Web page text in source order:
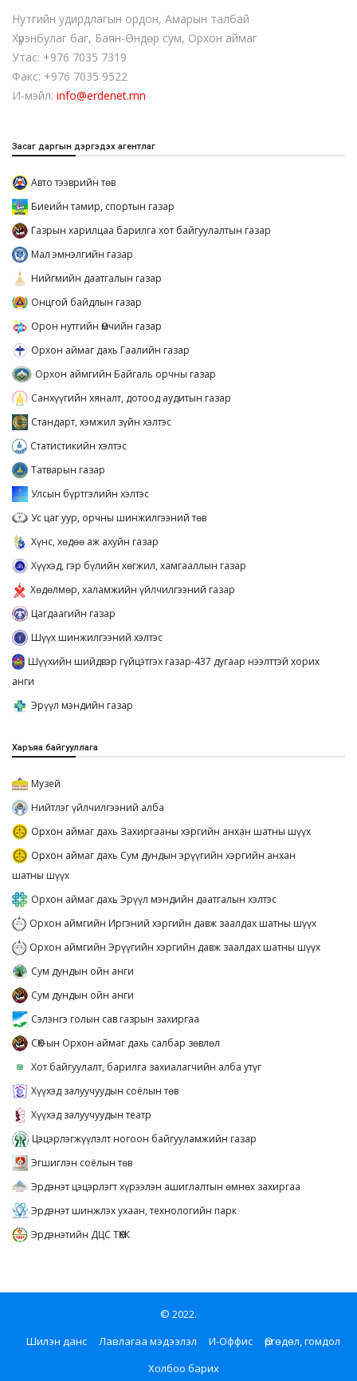
Нутгийн удирдлагын ордон, Амарын талбай
Хүрэнбулаг баг, Баян-Өндөр сум, Орхон аймаг
Утас: +976 7035 7319
Факс: +976 7035 9522
И-мэйл: info@erdenet.mn
Засаг даргын дэргэдэх агентлаг
Авто тээврийн төв
Биеийн тамир, спортын газар
Газрын харилцаа барилга хот байгуулалтын газар
Мал эмнэлгийн газар
Нийгмийн даатгалын газар
Онцгой байдлын газар
Орон нутгийн Өмчийн газар
Орхон аймаг дахь Гаалийн газар
Орхон аймгийн Байгаль орчны газар
Санхүүгийн хяналт, дотоод аудитын газар
Стандарт, хэмжил зүйн хэлтэс
Статистикийн хэлтэс
Татварын газар
Улсын бүртгэлийн хэлтэс
Ус цаг уур, орчны шинжилгээний төв
Хүнс, хөдөө аж ахуйн газар
Хүүхэд, гэр бүлийн хөгжил, хамгааллын газар
Хөдөлмөр, халамжийн үйлчилгээний газар
Цагдаагийн газар
Шүүх шинжилгээний хэлтэс
Шүүхийн шийдвэр гүйцэтгэх газар-437 дугаар нээлттэй хорих
анги
Эрүүл мэндийн газар
Харъяа байгууллага
Музей
Нийтлэг үйлчилгээний алба
Орхон аймаг дахь Захиргааны хэргийн анхан шатны шүүх
Орхон аймаг дахь Сум дундын эрүүгийн хэргийн анхан
шатны шүүх
Орхон аймаг дахь Эрүүл мэндийн даатгалын хэлтэс
Орхон аймгийн Иргэний хэргийн давж заалдах шатны шүүх
Орхон аймгийн Эрүүгийн хэргийн давж заалдах шатны шүүх
Сум дундын ойн анги
Сум дундын ойн анги
Сэлэнгэ голын сав газрын захиргаа
СӨХ-ын Орхон аймаг дахь салбар зөвлөл
Хот байгуулалт, барилга захиалагчийн алба утүг
Хүүхэд залуучуудын соёлын төв
Хүүхэд залуучуудын театр
Цэцэрлэгжүүлэлт ногоон байгууламжийн газар
Эгшиглэн соёлын төв
Эрдэнэт цэцэрлэгт хүрээлэн ашиглалтын өмнөх захиргаа
Эрдэнэт шинжлэх ухаан, технологийн парк
Эрдэнэтийн ДЦС ТӨХК
© 2022.
Шилэн данс
Лавлагаа мэдээлэл И-Оффис
Өргөдөл, гомдол
Холбоо барих